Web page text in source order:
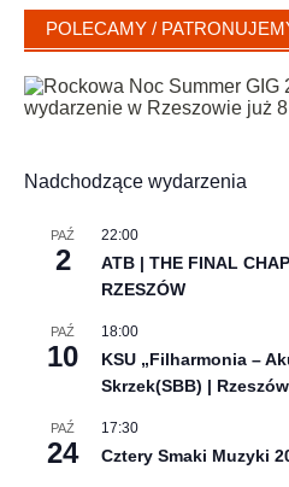
POLECAMY /
Nadchodzące wydarzenia
PAŹ
2
22:00
ATB | THE FINAL
RZESZÓW
PAŹ
10
18:00
KSU „Filharmonia –
Skrzek(SBB) |
PAŹ
24
17:30
Cztery Smaki Muzyki